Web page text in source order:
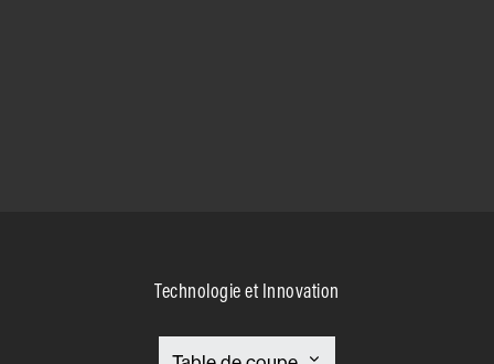
Technologie et Innovation